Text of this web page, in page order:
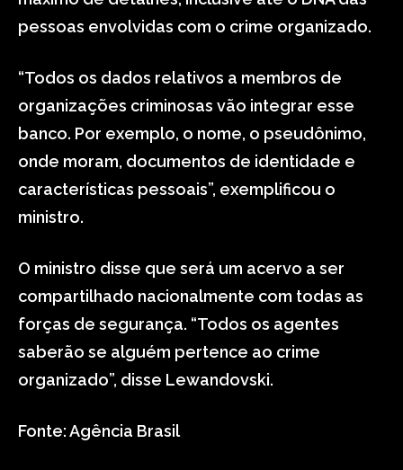
pessoas envolvidas com o crime organizado.
“Todos os dados relativos a membros de
organizações criminosas vão integrar esse
banco. Por exemplo, o nome, o pseudônimo,
onde moram, documentos de identidade e
características pessoais”, exemplificou o
ministro.
O ministro disse que será um acervo a ser
compartilhado nacionalmente com todas as
forças de segurança. “Todos os agentes
saberão se alguém pertence ao crime
organizado”, disse Lewandovski.
Fonte: Agência Brasil